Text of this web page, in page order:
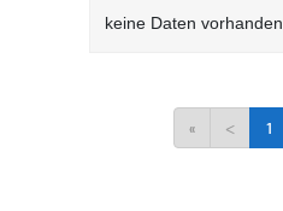
keine Daten vorhanden
« < 1